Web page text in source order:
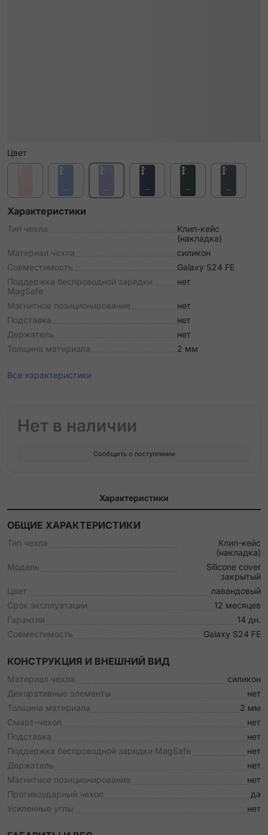
Цвет
Характеристики
Тип чехла
Клип-кейс
(накладка)
Материал чехла
силикон
Совместимость
Galaxy S24 FE
Поддержка беспроводной зарядки
MagSafe
нет
Магнитное позиционирование
нет
Подставка
нет
Держатель
нет
Толщина материала
2 мм
Все характеристики
Нет в наличии
Сообщить о поступлении
Характеристики
ОБЩИЕ ХАРАКТЕРИСТИКИ
Тип чехла
Клип-кейс
(накладка)
Модель
Silicone cover
закрытый
Цвет
лавандовый
Срок эксплуатации
12 месяцев
Гарантия
14 дн.
Совместимость
Galaxy S24 FE
КОНСТРУКЦИЯ И ВНЕШНИЙ ВИД
Материал чехла
силикон
Декоративные элементы
нет
Толщина материала
2 мм
Смарт-чехол
нет
Подставка
нет
Поддержка беспроводной зарядки MagSafe
нет
Держатель
нет
Магнитное позиционирование
нет
Противоударный чехол
да
Усиленные углы
нет